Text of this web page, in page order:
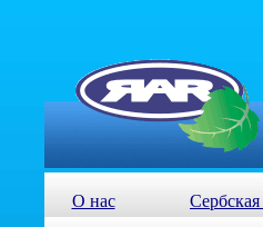
О нас Сербская